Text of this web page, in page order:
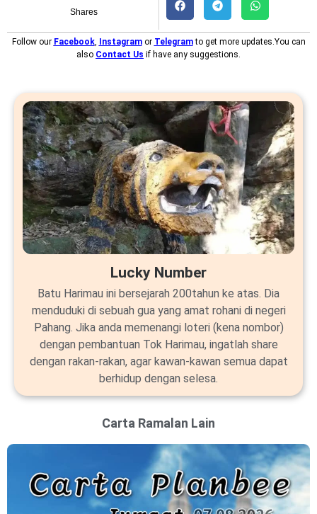
Shares
Follow our Facebook, Instagramor Telegramto get more updates.You can
also Contact Us if have any suggestions.
Lucky Number
Batu Harimau ini bersejarah 200tahun ke atas. Dia
menduduki di sebuah gua yang amat rohani di negeri
Pahang. Jika anda memenangi loteri (kena nombor)
dengan pembantuan Tok Harimau, ingatlah share
dengan rakan-rakan, agar kawan-kawan semua dapat
berhidup dengan selesa.
Carta Ramalan Lain